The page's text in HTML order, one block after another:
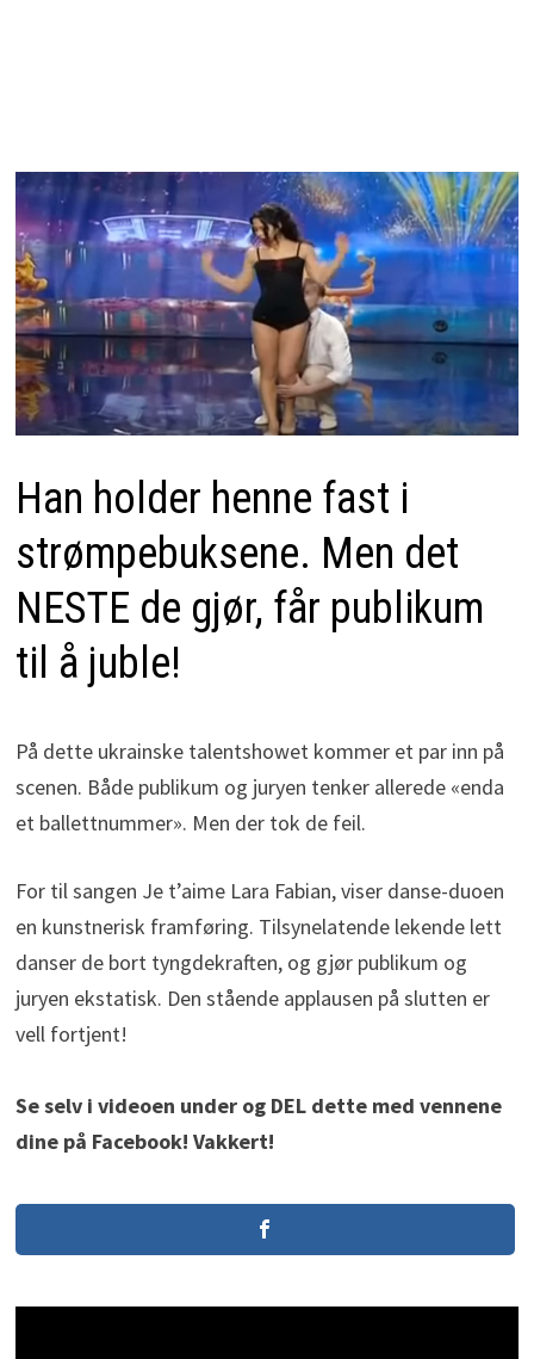
Han holder henne fast i
strømpebuksene. Men det
NESTE de gjør, får publikum
til å juble!
På dette ukrainske talentshowet kommer et par inn på
scenen. Både publikum og juryen tenker allerede «enda
et ballettnummer». Men der tok de feil.
For til sangen Je t’aime Lara Fabian, viser danse-duoen
en kunstnerisk framføring. Tilsynelatende lekende lett
danser de bort tyngdekraften, og gjør publikum og
juryen ekstatisk. Den stående applausen på slutten er
vell fortjent!
Se selv i videoen under og DEL dette med vennene
dine på Facebook! Vakkert!